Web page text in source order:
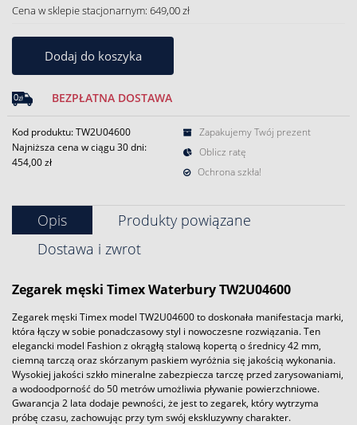
Cena w sklepie stacjonarnym: 649,00 zł
Dodaj do koszyka
BEZPŁATNA DOSTAWA
Kod produktu: TW2U04600
Najniższa cena w ciągu 30 dni:
454,00 zł
Zapakujemy Twój prezent
Oblicz ratę
Ochrona szkła!
Opis
Produkty powiązane
Dostawa i zwrot
Zegarek męski TimexWaterbury TW2U04600
Zegarek męski Timex model TW2U04600 to doskonała manifestacja marki,
która łączy w sobie ponadczasowy styl i nowoczesne rozwiązania. Ten
elegancki model Fashion z okrągłą stalową kopertą o średnicy 42 mm,
ciemną tarczą oraz skórzanym paskiem wyróżnia się jakością wykonania.
Wysokiej jakości szkło mineralne zabezpiecza tarczę przed zarysowaniami,
a wodoodporność do 50 metrów umożliwia pływanie powierzchniowe.
Gwarancja 2 lata dodaje pewności, że jest to zegarek, który wytrzyma
próbę czasu, zachowując przy tym swój ekskluzywny charakter.